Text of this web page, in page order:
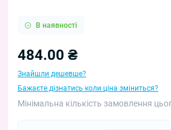
В наявності
484.00 ₴
Знайшли дешевше?
Бажаєте дізнатись коли ціна зміниться?
Мінімальна кількість замовлення